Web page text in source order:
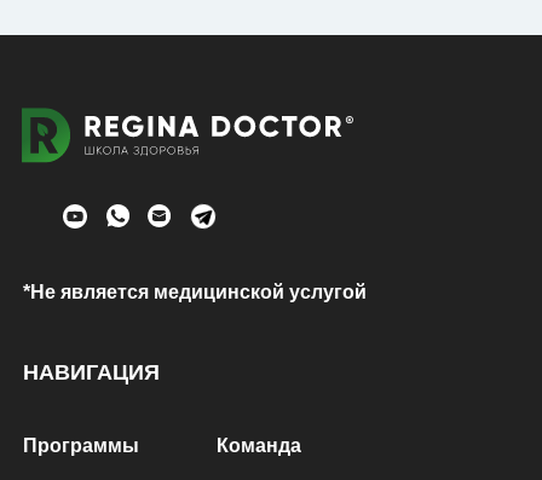
*Не является медицинской услугой
НАВИГАЦИЯ
Программы Команда